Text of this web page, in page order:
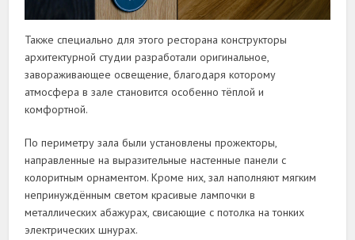
Также специально для этого ресторана конструкторы
архитектурной студии разработали оригинальное,
завораживающее освещение, благодаря которому
атмосфера в зале становится особенно тёплой и
комфортной.
По периметру зала были установлены прожекторы,
направленные на выразительные настенные панели с
колоритным орнаментом. Кроме них, зал наполняют мягким
непринуждённым светом красивые лампочки в
металлических абажурах, свисающие с потолка на тонких
электрических шнурах.